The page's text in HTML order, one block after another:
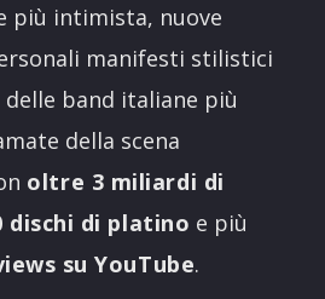
più intimista, nuove
manifesti stilistici
band italiane più
della scena
oltre 3 miliardi di
dischi di platino e più
su YouTube.